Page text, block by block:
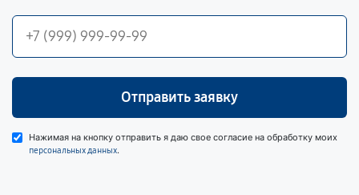
Отправить заявку
Нажимая на кнопку отправить я даю свое согласие на обработку моих
персональных данных.